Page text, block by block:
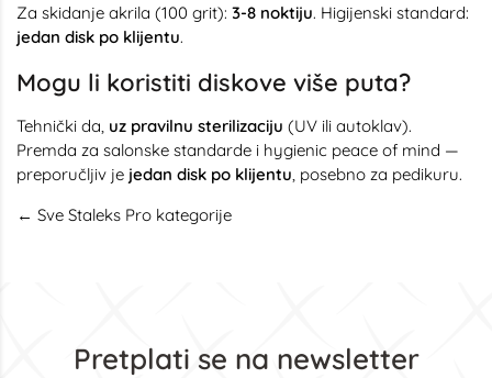
Za skidanje akrila (100 grit): 3-8 noktiju. Higijenski standard:
jedan disk po klijentu.
Mogu li koristiti diskove više puta?
Tehnički da, uz pravilnu sterilizaciju (UV ili autoklav).
Premda za salonske standarde i hygienic peace of mind —
preporučljiv je jedan disk po klijentu, posebno za pedikuru.
← Sve Staleks Pro kategorije
Pretplati se na newsletter